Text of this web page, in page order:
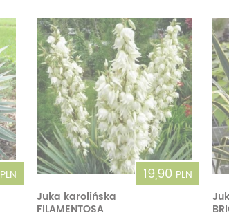
PLN
19,90 PLN
Juka karolińska
FILAMENTOSA